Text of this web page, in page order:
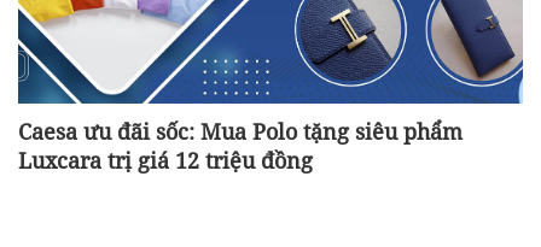
Caesa ưu đãi sốc: Mua Polo tặng siêu phẩm
Luxcara trị giá 12 triệu đồng